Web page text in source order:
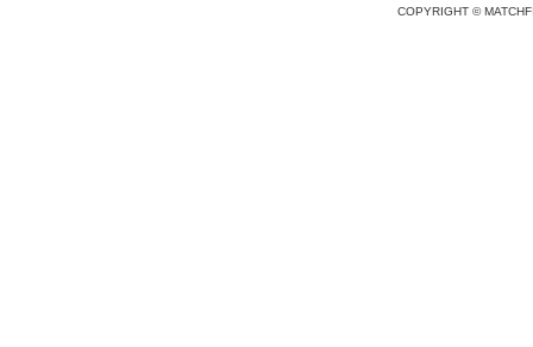
COPYRIGHT ©